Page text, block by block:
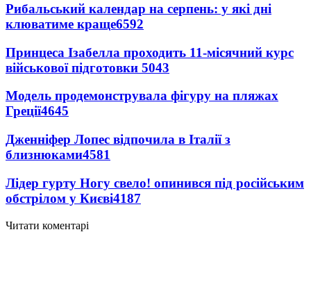
Рибальський календар на серпень: у які дні
клюватиме краще6592
Принцеса Ізабелла проходить 11-місячний курс
військової підготовки 5043
Модель продемонструвала фігуру на пляжах
Греції4645
Дженніфер Лопес відпочила в Італії з
близнюками4581
Лідер гурту Ногу свело! опинився під російським
обстрілом у Києві4187
Читати коментарі